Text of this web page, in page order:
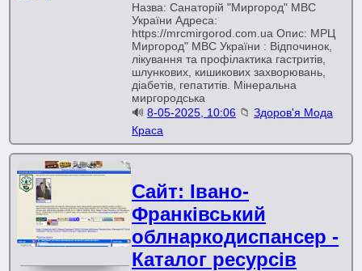
Назва: Санаторій "Миргород" МВС
України Адреса:
https://mrcmirgorod.com.ua Опис: МРЦ
Миргород" МВС України : Відпочинок,
лікування та профілактика гастритів,
шлункових, кишикових захворювань,
діабетів, гепатитів. Мінеральна
миргородська
🔊8-05-2025, 10:06 📁Здоров'я Мода
Краса
Сайт: Івано-
Франківський
облнаркодиспансер -
Каталог ресурсів